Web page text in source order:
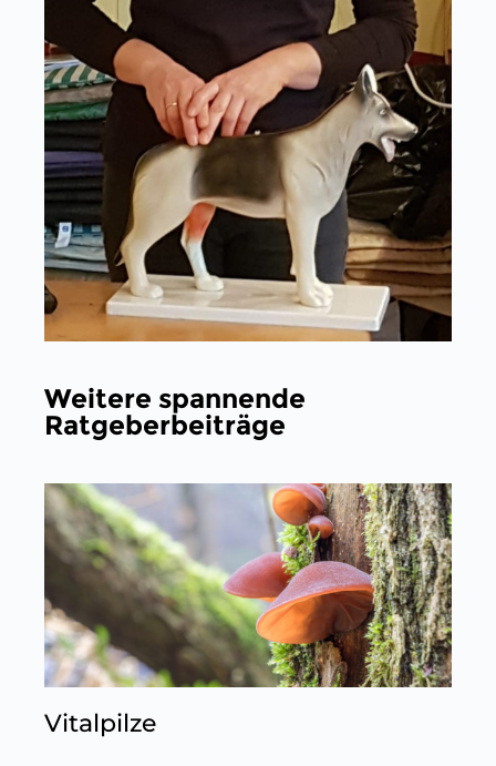
Weitere spannende
Ratgeberbeiträge
Vitalpilze